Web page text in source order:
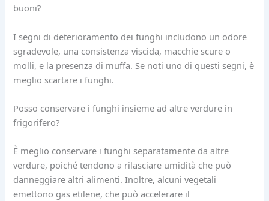
buoni?
I segni di deterioramento dei funghi includono un odore
sgradevole, una consistenza viscida, macchie scure o
molli, e la presenza di muffa. Se noti uno di questi segni, è
meglio scartare i funghi.
Posso conservare i funghi insieme ad altre verdure in
frigorifero?
È meglio conservare i funghi separatamente da altre
verdure, poiché tendono a rilasciare umidità che può
danneggiare altri alimenti. Inoltre, alcuni vegetali
emettono gas etilene, che può accelerare il